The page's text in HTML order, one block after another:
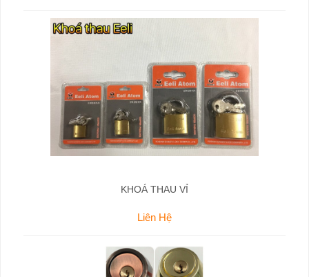
KHOÁ THAU VỈ
Liên Hệ